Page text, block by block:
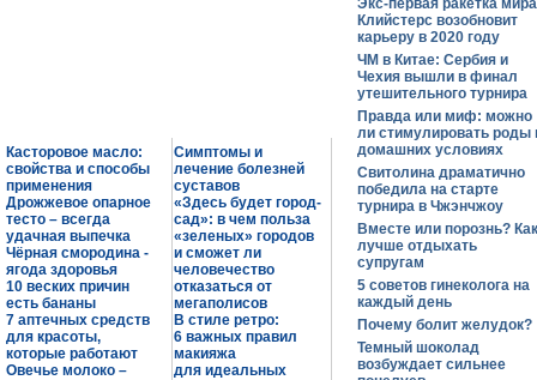
Экс-первая ракетка мира
Клийстерс возобновит
карьеру в 2020 году
ЧМ в Китае: Сербия и
Чехия вышли в финал
утешительного турнира
Правда или миф: можно
ли стимулировать роды
домашних условиях
Свитолина драматично
победила на старте
турнира в Чжэнчжоу
Вместе или порознь? Как
лучше отдыхать
супругам
5 советов гинеколога на
каждый день
Почему болит желудок?
Темный шоколад
возбуждает сильнее
Касторовое масло:
свойства и способы
применения
Дрожжевое опарное
тесто – всегда
удачная выпечка
Чёрная смородина -
ягода здоровья
10 веских причин
есть бананы
7 аптечных средств
для красоты,
которые работают
Овечье молоко –
Симптомы и
лечение болезней
суставов
«Здесь будет город-
сад»: в чем польза
«зеленых» городов
и сможет ли
человечество
отказаться от
мегаполисов
В стиле ретро:
6 важных правил
макияжа
для идеальных